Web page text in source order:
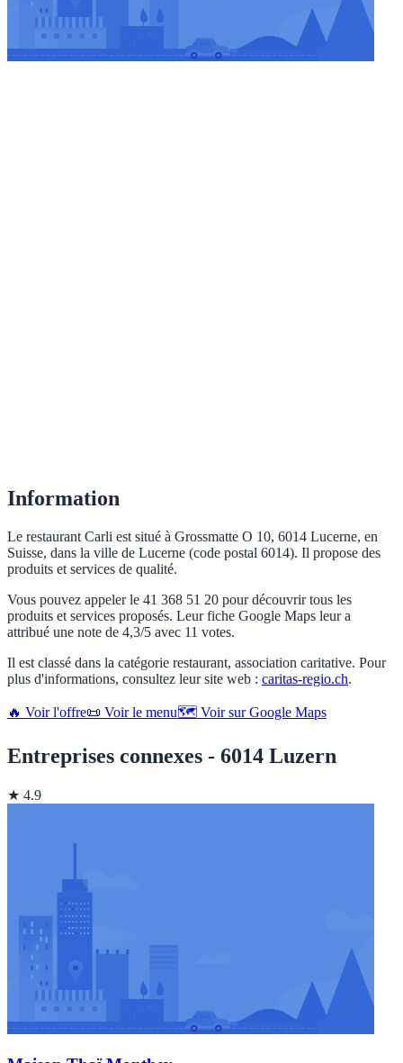
Information
Le restaurant Carli est situé à Grossmatte O 10, 6014 Lucerne, en
Suisse, dans la ville de Lucerne (code postal 6014). Il propose des
produits et services de qualité.
Vous pouvez appeler le 41 368 51 20 pour découvrir tous les
produits et services proposés. Leur fiche Google Maps leur a
attribué une note de 4,3/5 avec 11 votes.
Il est classé dans la catégorie restaurant, association caritative. Pour
plus d'informations, consultez leur site web : caritas-regio.ch.
🔥 Voir l'offre📜 Voir le menu🗺️ Voir sur Google Maps
Entreprises connexes - 6014 Luzern
★ 4.9